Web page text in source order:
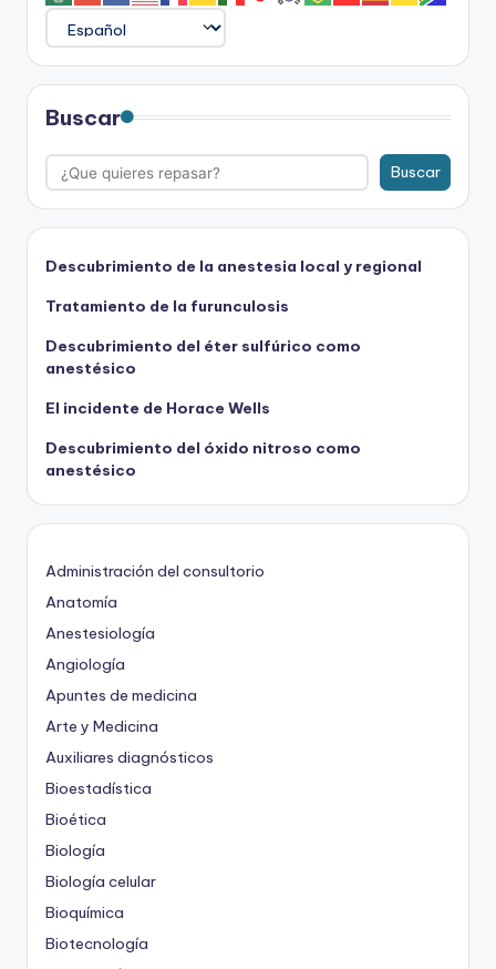
Buscar
Buscar
Descubrimiento de la anestesia local y regional
Tratamiento de la furunculosis
Descubrimiento del éter sulfúrico como
anestésico
El incidente de Horace Wells
Descubrimiento del óxido nitroso como
anestésico
Administración del consultorio
Anatomía
Anestesiología
Angiología
Apuntes de medicina
Arte y Medicina
Auxiliares diagnósticos
Bioestadística
Bioética
Biología
Biología celular
Bioquímica
Biotecnología